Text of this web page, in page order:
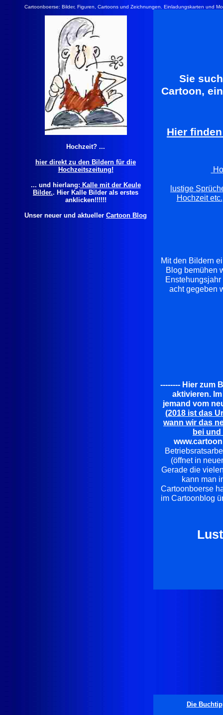
Cartoonboerse: Bilder, Figuren, Cartoons und Zeichnungen. Einladungskarten und
Hochzeit? ...
hier direkt zu den Bildern für die
Hochzeitszeitung!
... und hierlang: Kalle mit der Keule
Bilder.. Hier Kalle Bilder als erstes
anklicken!!!!!!
Unser neuer und aktueller Cartoon Blog
Sie
Cartoon,
Hier
lustige
Hochzeit etc.
Mit den Bildern
Blog bemühen
acht gegeben
-------- Hier zum
aktivieren.
jemand vom
(2018 ist das
wann wir das
bei
(öffnet in
Gerade die
kann man
Cartoonboerse
im Cartoonblog
Die